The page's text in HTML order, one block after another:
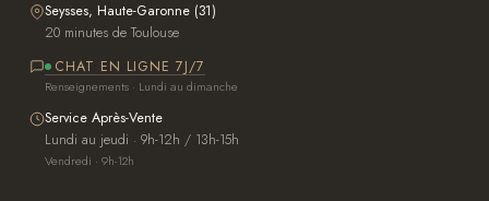
Seysses, Haute-Garonne (31)
20 minutes de Toulouse
CHAT EN LIGNE 7J/7
Renseignements · Lundi au dimanche
Service Après-Vente
Lundi au jeudi · 9h-12h / 13h-15h
Vendredi · 9h-12h